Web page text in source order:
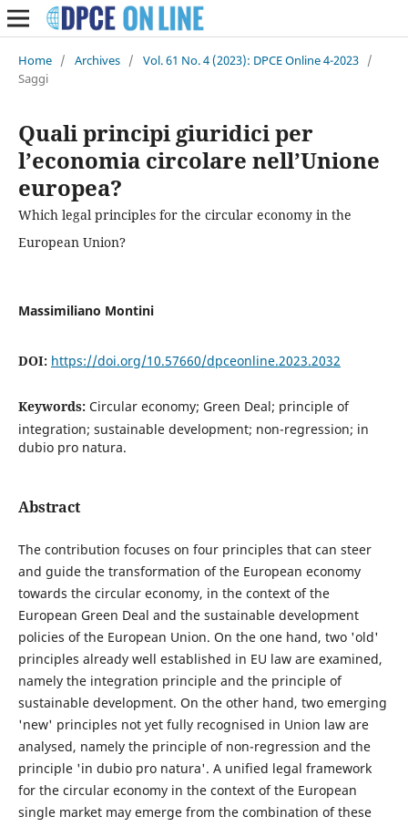
Home / Archives / Vol. 61 No. 4 (2023): DPCE Online 4-2023 /
Saggi
Quali principi giuridici per
l’economia circolare nell’Unione
europea?
Which legal principles for the circular economy in the
European Union?
Massimiliano Montini
DOI: https://doi.org/10.57660/dpceonline.2023.2032
Keywords: Circular economy; Green Deal; principle of
integration; sustainable development; non-regression; in
dubio pro natura.
Abstract
The contribution focuses on four principles that can steer
and guide the transformation of the European economy
towards the circular economy, in the context of the
European Green Deal and the sustainable development
policies of the European Union. On the one hand, two 'old'
principles already well established in EU law are examined,
namely the integration principle and the principle of
sustainable development. On the other hand, two emerging
'new' principles not yet fully recognised in Union law are
analysed, namely the principle of non-regression and the
principle 'in dubio pro natura'. A unified legal framework
for the circular economy in the context of the European
single market may emerge from the combination of these